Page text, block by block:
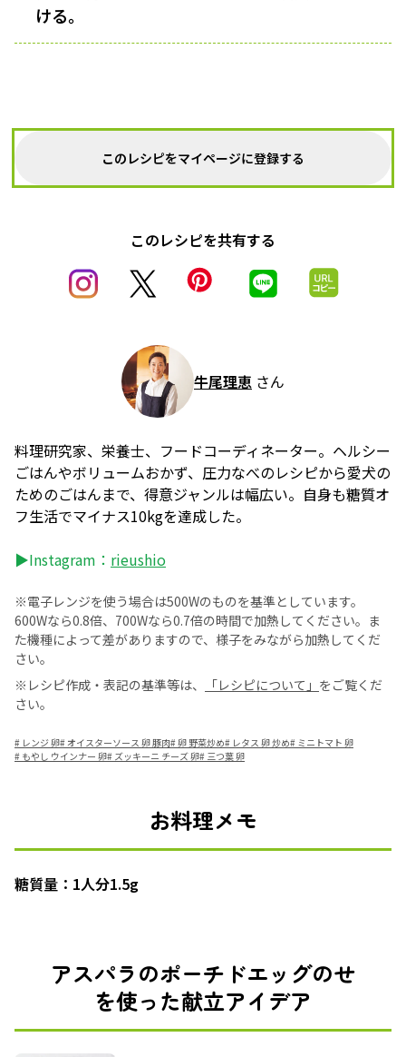
ける。
このレシピをマイページに登録する
このレシピを共有する
牛尾理恵 さん
料理研究家、栄養士、フードコーディネーター。ヘルシー
ごはんやボリュームおかず、圧力なべのレシピから愛犬の
ためのごはんまで、得意ジャンルは幅広い。自身も糖質オ
フ生活でマイナス10kgを達成した。
▶Instagram： rieushio
※電子レンジを使う場合は500Wのものを基準としています。
600Wなら0.8倍、700Wなら0.7倍の時間で加熱してください。ま
た機種によって差がありますので、様子をみながら加熱してくだ
さい。
※レシピ作成・表記の基準等は、
「レシピについて」 をご覧くだ
さい。
# レンジ 卵#オイスターソース 卵 豚肉#卵 野菜炒め# レタス 卵 炒め# ミニトマト 卵
# もやし ウインナー 卵# ズッキーニ チーズ 卵# 三つ葉 卵
お料理メモ
糖質量：1人分1.5g
アスパラのポーチドエッグのせ
を使った献立アイデア